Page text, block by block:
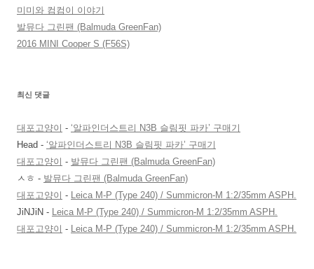
미미와 컴컴이 이야기
발뮤다 그린팬 (Balmuda GreenFan)
2016 MINI Cooper S (F56S)
최신 댓글
대포고양이 - ‘알파인더스트리 N3B 슬림핏 파카’ 구매기
Head - ‘알파인더스트리 N3B 슬림핏 파카’ 구매기
대포고양이 - 발뮤다 그린팬 (Balmuda GreenFan)
ㅅㅎ - 발뮤다 그린팬 (Balmuda GreenFan)
대포고양이 - Leica M-P (Type 240) / Summicron-M 1:2/35mm ASPH.
JiNJiN - Leica M-P (Type 240) / Summicron-M 1:2/35mm ASPH.
대포고양이 - Leica M-P (Type 240) / Summicron-M 1:2/35mm ASPH.